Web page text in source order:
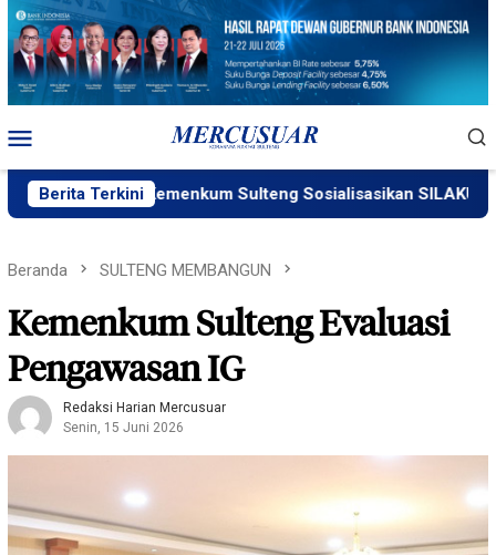
Loncat
konten
Mobile
Berita TerkiniKemenkum Sulteng Sosialisasikan SILAKUM
Beranda SULTENG MEMBANGUN
Kemenkum Sulteng Evaluasi
Pengawasan IG
Redaksi Harian Mercusuar
Senin, 15 Juni 2026